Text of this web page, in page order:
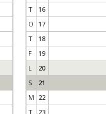
T
16
O
17
T
18
F
19
L
20
S
21
M 22
T
23